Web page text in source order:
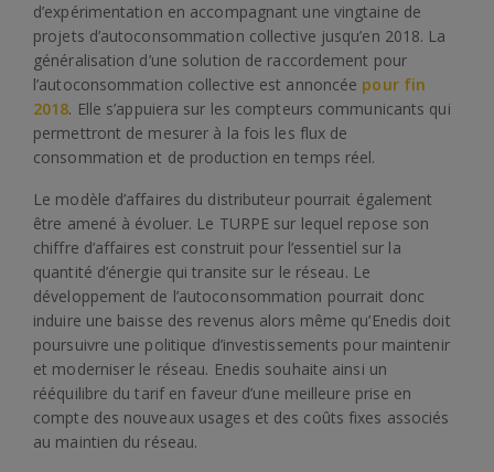
d’expérimentation en accompagnant une vingtaine de
projets d’autoconsommation collective jusqu’en 2018. La
généralisation d’une solution de raccordement pour
l’autoconsommation collective est annoncée pour fin
2018. Elle s’appuiera sur les compteurs communicants qui
permettront de mesurer à la fois les flux de
consommation et de production en temps réel.
Le modèle d’affaires du distributeur pourrait également
être amené à évoluer. Le TURPE sur lequel repose son
chiffre d’affaires est construit pour l’essentiel sur la
quantité d’énergie qui transite sur le réseau. Le
développement de l’autoconsommation pourrait donc
induire une baisse des revenus alors même qu’Enedis doit
poursuivre une politique d’investissements pour maintenir
et moderniser le réseau. Enedis souhaite ainsi un
rééquilibre du tarif en faveur d’une meilleure prise en
compte des nouveaux usages et des coûts fixes associés
au maintien du réseau.